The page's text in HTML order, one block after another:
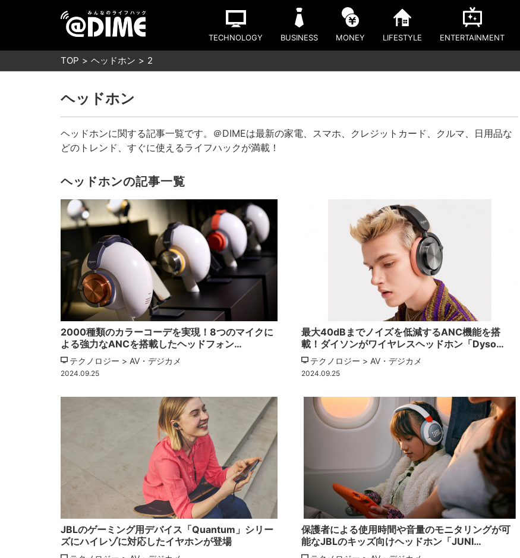
TECHNOLOGY BUSINESS MONEY LIFESTYLE ENTERTAINMENT
TOP ヘッドホン 2
ヘッドホン
ヘッドホンに関する記事一覧です。＠DIMEは最新の家電、スマホ、クレジットカード、クルマ、日用品な
どのトレンド、すぐに使えるライフハックが満載！
ヘッドホンの記事一覧
2000種類のカラーコーデを実現！8つのマイクに
よる強力なANCを搭載したヘッドフォン…
テクノロジー > AV・デジカメ
2024.09.25
最大40dBまでノイズを低減するANC機能を搭
載！ダイソンがワイヤレスヘッドホン「Dyso…
テクノロジー > AV・デジカメ
2024.09.25
JBLのゲーミング用デバイス「Quantum」シリー
ズにハイレゾに対応したイヤホンが登場
保護者による使用時間や音量のモニタリングが可
能なJBLのキッズ向けヘッドホン「JUNI…